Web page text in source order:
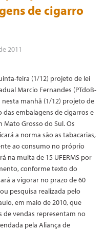
de cigarro
2011
feira (1/12) projeto de lei
Marcio Fernandes (PTdoB-
manhã (1/12) projeto de
embalagens de cigarros e
Grosso do Sul. Os
a norma são as tabacarias,
ao consumo no próprio
na multa de 15 UFERMS por
conforme texto do
a vigorar no prazo de 60
pesquisa realizada pelo
em maio de 2010, que
de vendas representam no
pela Aliança de